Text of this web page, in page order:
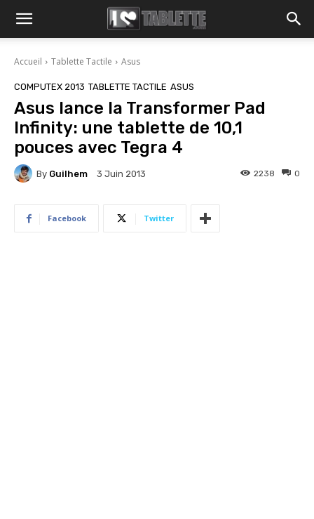
Accueil Tablette Tactile Asus
COMPUTEX 2013 TABLETTE TACTILE ASUS
Asus lance la Transformer Pad
Infinity: une tablette de 10,1
pouces avec Tegra 4
By Guilhem 3 Juin 2013 0
2238
Facebook Twitter